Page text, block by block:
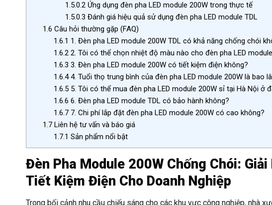
1.5.0.2Ứng dụng đèn pha LED module 200W trong thực tế
1.5.0.3 Đánh giá hiệu quả sử dụng đèn pha LED module TDL
1.6 Câu hỏi thường gặp (FAQ)
1.6.1 1. Đèn pha LED module 200W TDL có khả năng chống chói
1.6.2 2. Tôi có thể chọn nhiệt độ màu nào cho đèn pha LED
1.6.3 3. Đèn pha LED module 200W có tiết kiệm điện không?
1.6.44. Tuổi thọ trung bình của đèn pha LED module 200W là bao
1.6.5 5. Tôi có thể mua đèn pha LED module 200W sỉ tại Hà Nội ở
1.6.6 6. Đèn pha LED module TDL có bảo hành không?
1.6.7 7. Chi phí lắp đặt đèn pha LED module 200W có cao không?
1.7Liên hệ tư vấn và báo giá
1.7.1 Sản phẩm nổi bật
Đèn Pha Module 200W Chống Chói:
Tiết Kiệm Điện Cho Doanh Nghiệp
Trong bối cảnh nhu cầu chiếu sáng cho các khu vực công nghiệp, nhà